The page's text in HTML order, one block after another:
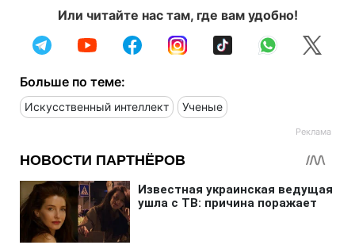
Или читайте нас там, где вам удобно!
Больше по теме:
Искусственный интеллект Ученые